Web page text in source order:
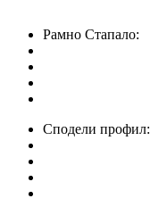
Рамно Стапало:
Сподели профил: